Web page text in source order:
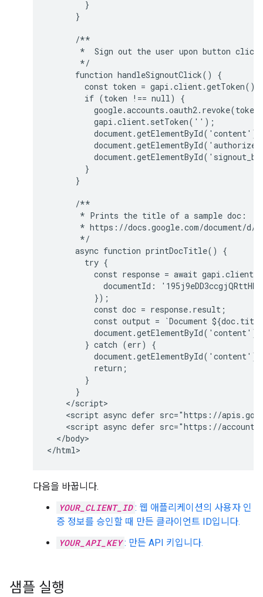
        }
      }
      /**
       *  Sign out the user upon button click.
       */
      function handleSignoutClick() {
        const token = gapi.client.getToken();
        if (token !== null) {
          gapi.client.setToken('');
        }
      }
      /**
       * Prints the title of a sample doc:
* https://docs.google.com/document/
       */
      async function printDocTitle() {
        try {
const response = await
documentId:
          });
          const doc = response.result;
const output = `Document
        } catch (err) {
          return;
        }
      }
    </script>
<script async defer src="https://
<script async defer src="https://
  </body>
</html>
다음을 바꿉니다.
YOUR_CLIENT_ID : 웹 애플리케이션의 사용자 인
증 정보를 승인할 때 만든 클라이언트 ID입니다.
YOUR_API_KEY : 만든 API 키입니다.
샘플 실행